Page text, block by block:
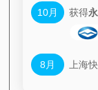
10月 获得
8月 上海